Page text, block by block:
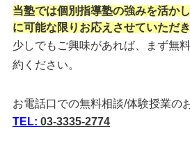
当塾では個別指導塾の強みを活か
に可能な限りお応えさせていただき
少しでもご興味があれば、まず無
約ください。
お電話口での無料相談/体験授業の
TEL: 03-3335-2774